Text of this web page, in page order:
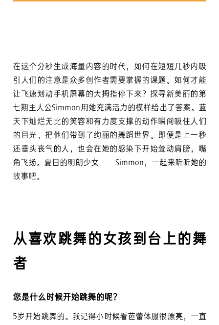
在这个分秒生成海量内容的时代，如何在短短几秒内吸
引人们的注意是众多创作者需要掌握的课题。如何才能
让飞速划动手机屏幕的大拇指停下来？探寻新美丽的第
七期主人公Simmon用她充满活力的模样给出了答案。蓝
天下灿烂无比的笑容和有力度支撑的动作瞬间吸住人们
的目光，把他们带到了绚丽的舞蹈世界。即便是上一秒
还垂头丧气的人，也会在她的感染下开始耸动肩膀，嘴
角飞扬。夏日的明朗少女——Simmon，一起来听听她的
故事吧。
从喜欢跳舞的女孩到台上的舞
者
您是什么时候开始跳舞的呢？
5岁开始跳舞的。我记得小时候看芭蕾体服很漂亮，一直